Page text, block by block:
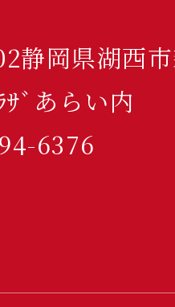
静岡県湖西
ｻﾞあらい内
6376